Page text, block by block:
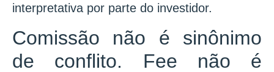
interpretativa por parte do investidor.
Comissão não é sinônimo
de conflito. Fee não é